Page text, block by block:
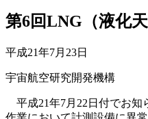
第6回LNG（液化
平成21年7月23日
宇宙航空研究開発機構
平成21年7月22日付でお知